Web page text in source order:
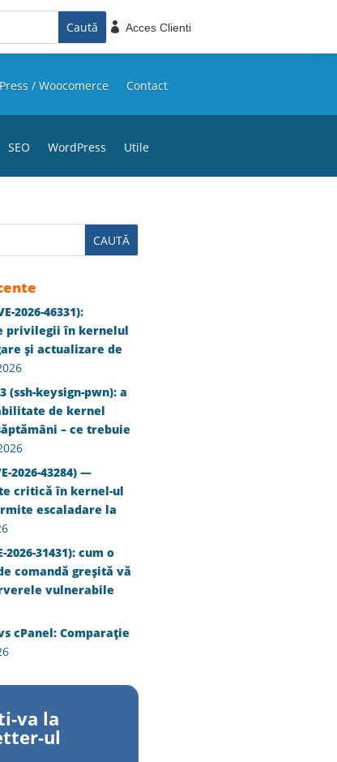
 Acces Clienti
/ Woocomerce Contact
SEO WordPress Utile
2026-46331):
privilegii în kernelul
și actualizare de
(ssh-keysign-pwn): a
de kernel
– ce trebuie
2026-43284) —
critică în kernel-ul
escaladare la
2026-31431): cum o
comandă greșită vă
vulnerabile
cPanel: Comparație
va la
ul